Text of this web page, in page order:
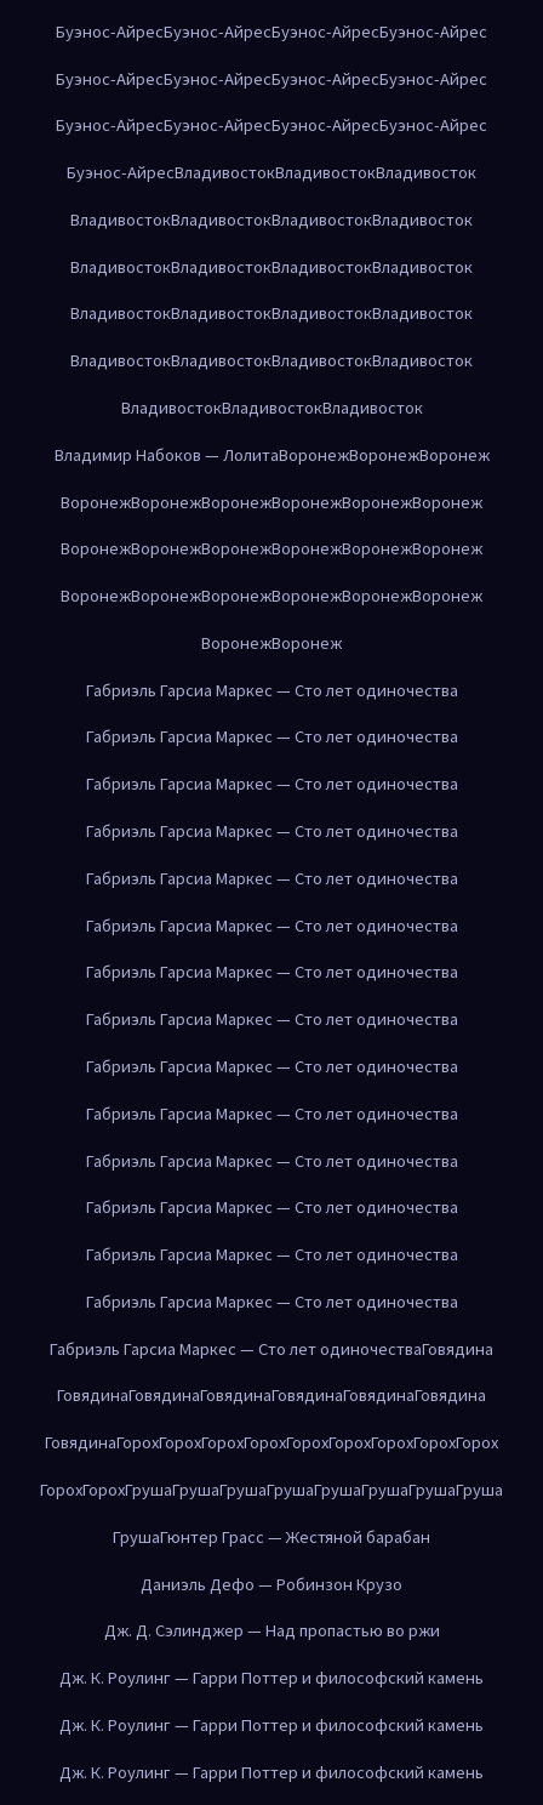
Буэнос-АйресБуэнос-АйресБуэнос-АйресБуэнос-Айрес
Буэнос-АйресБуэнос-АйресБуэнос-АйресБуэнос-Айрес
Буэнос-АйресБуэнос-АйресБуэнос-АйресБуэнос-Айрес
Буэнос-АйресВладивостокВладивостокВладивосток
ВладивостокВладивостокВладивостокВладивосток
ВладивостокВладивостокВладивостокВладивосток
ВладивостокВладивостокВладивостокВладивосток
ВладивостокВладивостокВладивостокВладивосток
ВладивостокВладивостокВладивосток
Владимир Набоков — ЛолитаВоронежВоронежВоронеж
ВоронежВоронежВоронежВоронежВоронежВоронеж
ВоронежВоронежВоронежВоронежВоронежВоронеж
ВоронежВоронежВоронежВоронежВоронежВоронеж
ВоронежВоронеж
Габриэль Гарсиа Маркес — Сто лет одиночества
Габриэль Гарсиа Маркес — Сто лет одиночества
Габриэль Гарсиа Маркес — Сто лет одиночества
Габриэль Гарсиа Маркес — Сто лет одиночества
Габриэль Гарсиа Маркес — Сто лет одиночества
Габриэль Гарсиа Маркес — Сто лет одиночества
Габриэль Гарсиа Маркес — Сто лет одиночества
Габриэль Гарсиа Маркес — Сто лет одиночества
Габриэль Гарсиа Маркес — Сто лет одиночества
Габриэль Гарсиа Маркес — Сто лет одиночества
Габриэль Гарсиа Маркес — Сто лет одиночества
Габриэль Гарсиа Маркес — Сто лет одиночества
Габриэль Гарсиа Маркес — Сто лет одиночества
Габриэль Гарсиа Маркес — Сто лет одиночества
Габриэль Гарсиа Маркес — Сто лет одиночестваГовядина
ГовядинаГовядинаГовядинаГовядинаГовядинаГовядина
ГовядинаГорохГорохГорохГорохГорохГорохГорохГорохГорох
ГорохГорохГрушаГрушаГрушаГрушаГрушаГрушаГрушаГруша
ГрушаГюнтер Грасс — Жестяной барабан
Даниэль Дефо — Робинзон Крузо
Дж. Д. Сэлинджер — Над пропастью во ржи
Дж. К. Роулинг — Гарри Поттер и философский камень
Дж. К. Роулинг — Гарри Поттер и философский камень
Дж. К. Роулинг — Гарри Поттер и философский камень